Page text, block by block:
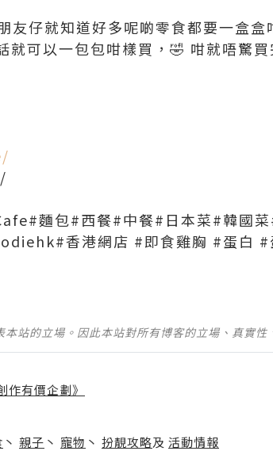
友仔就知道好多呢啲零食都要一盒
就可以一包包咁樣買，🤣 咁就唔驚
麵包#西餐#中餐#日本菜#韓國
香港網店 #即食雞胸 #蛋白 #
站的立場。因此本站對所有博客的立場、真實性
作有價企劃》
丶 親子 丶 寵物 丶 扮靚攻略及 活動情報